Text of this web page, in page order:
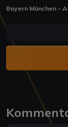
Bayern München -